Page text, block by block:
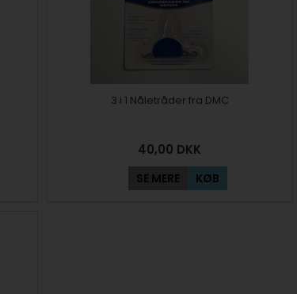
3 i 1 Nåletråder fra DMC
40,00 DKK
SE MERE KØB